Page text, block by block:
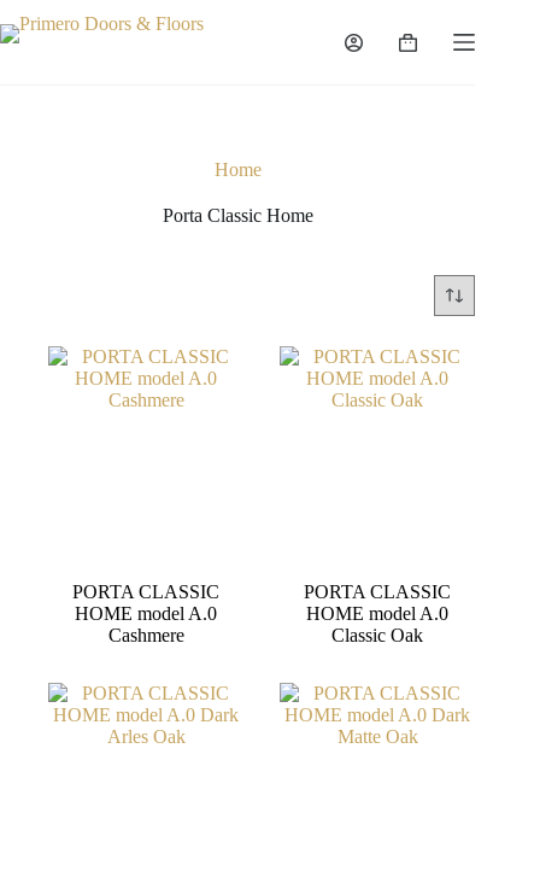
Home
Porta Classic Home
PORTA CLASSIC
HOME model A.0
Cashmere
PORTA CLASSIC
HOME model A.0
Classic Oak